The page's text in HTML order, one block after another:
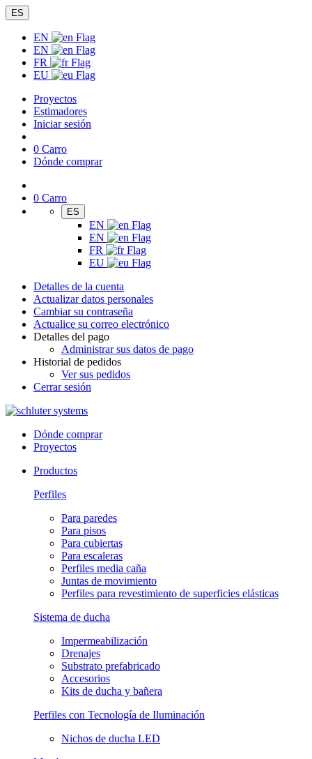
ES
EN
EN
FR
EU
Proyectos
Estimadores
Iniciar sesión
0 Carro
Dónde comprar
0 Carro
ES
EN
EN
FR
EU
Detalles de la cuenta
Actualizar datos personales
Cambiar su contraseña
Actualice su correo electrónico
Detalles del pago
Administrar sus datos de pago
Historial de pedidos
Ver sus pedidos
Cerrar sesión
Dónde comprar
Proyectos
Productos
Perfiles
Para paredes
Para pisos
Para cubiertas
Para escaleras
Perfiles media caña
Juntas de movimiento
Perfiles para revestimiento de superficies elásticas
Sistema de ducha
Impermeabilización
Drenajes
Substrato prefabricado
Accesorios
Kits de ducha y bañera
Perfiles con Tecnología de Iluminación
Nichos de ducha LED